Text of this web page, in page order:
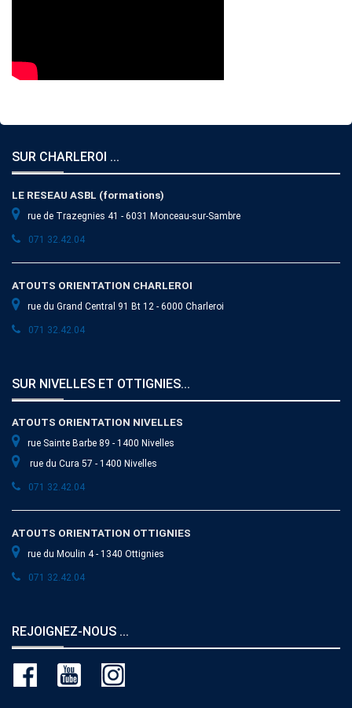
SUR CHARLEROI ...
LE RESEAU ASBL (formations)
rue de Trazegnies 41 - 6031 Monceau-sur-Sambre
071 32.42.04
ATOUTS ORIENTATION CHARLEROI
rue du Grand Central 91 Bt 12 - 6000 Charleroi
071 32.42.04
SUR NIVELLES ET OTTIGNIES...
ATOUTS ORIENTATION NIVELLES
rue Sainte Barbe 89 - 1400 Nivelles
rue du Cura 57 - 1400 Nivelles
071 32.42.04
ATOUTS ORIENTATION OTTIGNIES
rue du Moulin 4 - 1340 Ottignies
071 32.42.04
REJOIGNEZ-NOUS ...